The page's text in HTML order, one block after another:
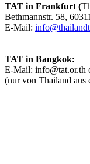
TAT in Frankfurt (
Bethmannstr. 58,
E-Mail:
TAT in Bangkok:
E-Mail: info@tat.or.th
(nur von Thailand aus